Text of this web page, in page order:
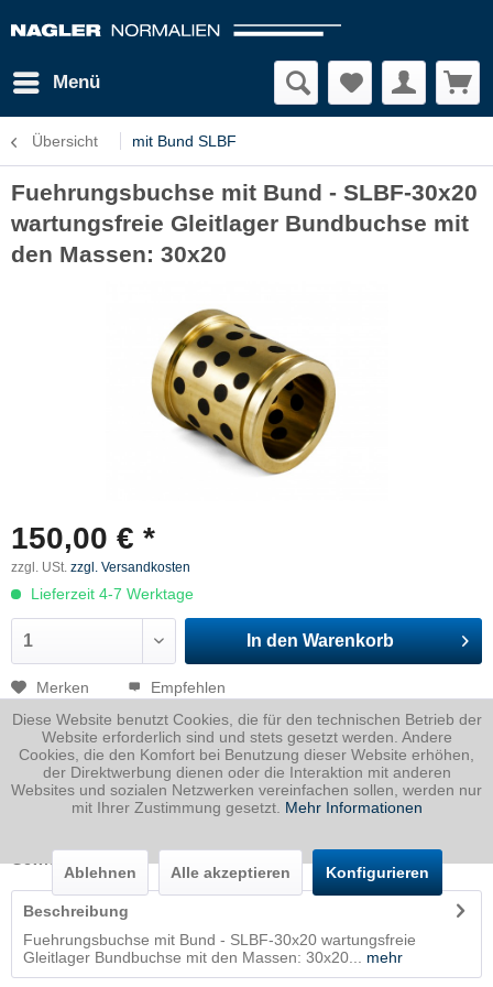
Menü
Übersicht mit Bund SLBF
Fuehrungsbuchse mit Bund - SLBF-30x20
wartungsfreie Gleitlager Bundbuchse mit
den Massen: 30x20
150,00 € *
zzgl. USt. zzgl. Versandkosten
Lieferzeit 4-7 Werktage
In den Warenkorb
Merken Empfehlen
Artikel-Nr.: NN271.100036
Dicke
0 mm
Breite
0 mm
0 mm
Beschreibung
Fuehrungsbuchse mit Bund - SLBF-30x20 wartungsfreie
Gleitlager Bundbuchse mit den Massen: 30x20...
mehr
Diese Website benutzt Cookies, die für den technischen Betrieb der
Website erforderlich sind und stets gesetzt werden. Andere
Cookies, die den Komfort bei Benutzung dieser Website erhöhen,
der Direktwerbung dienen oder die Interaktion mit anderen
Websites und sozialen Netzwerken vereinfachen sollen, werden nur
mit Ihrer Zustimmung gesetzt. Mehr Informationen
Ablehnen Alle akzeptieren Konfigurieren